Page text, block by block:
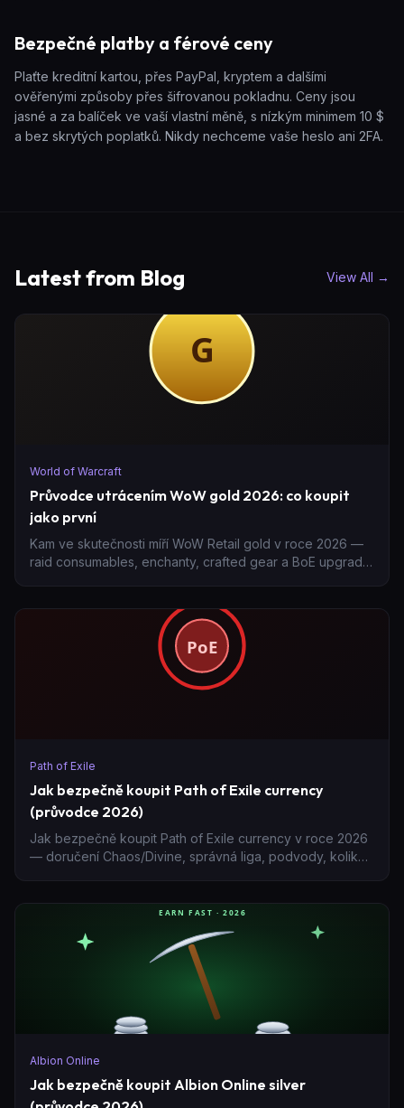
Bezpečné platby a férové ceny
Plaťte kreditní kartou, přes PayPal, kryptem a dalšími
ověřenými způsoby přes šifrovanou pokladnu. Ceny jsou
jasné a za balíček ve vaší vlastní měně, s nízkým minimem 10 $
a bez skrytých poplatků. Nikdy nechceme vaše heslo ani 2FA.
Latest from Blog View All →
World of Warcraft
Průvodce utrácením WoW gold 2026: co koupit
jako první
Kam ve skutečnosti míří WoW Retail gold v roce 2026 —
raid consumables, enchanty, crafted gear a BoE upgrady
Path of Exile
Jak bezpečně koupit Path of Exile currency
(průvodce 2026)
Jak bezpečně koupit Path of Exile currency v roce 2026
— doručení Chaos/Divine, správná liga, podvody, kolik
Albion Online
Jak bezpečně koupit Albion Online silver